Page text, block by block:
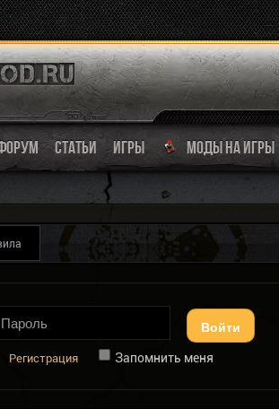
СТАТЬИ ИГРЫ МОДЫ НА ИГРЫ
Войти
Регистрация Запомнить меня